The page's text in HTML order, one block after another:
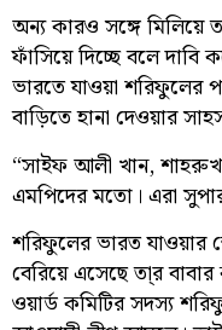
অন্য কারও সঙ্গে মিলিয়ে
ফাঁসিয়ে দিচ্ছে বলে
ভারতে যাওয়া শরিফুলের
বাড়িতে হানা দেওয়ার
“সাইফ আলী খান, শাহরুখ
এমপিদের মতো। এরা
শরিফুলের ভারত যাওয়ার
বেরিয়ে এসেছে তা্র
ওয়ার্ড কমিটির সদস্য